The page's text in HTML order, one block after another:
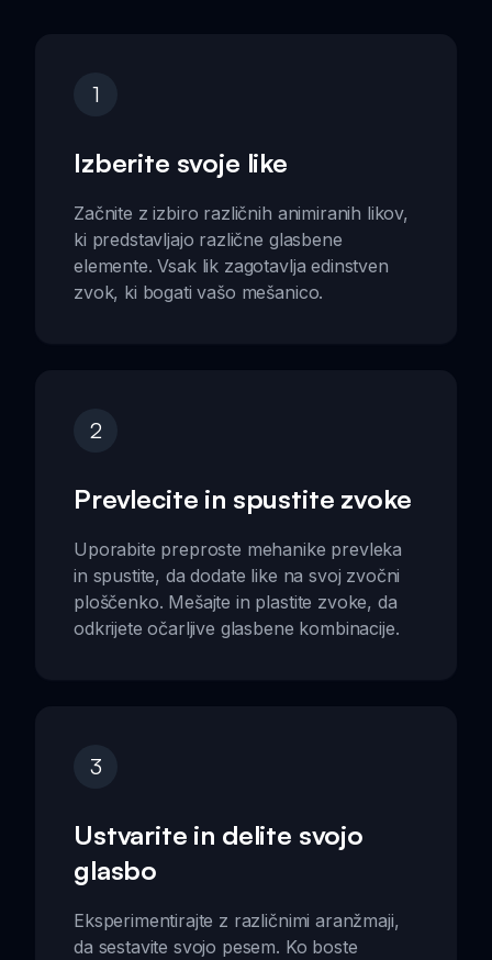
1
Izberite svoje like
Začnite z izbiro različnih animiranih likov,
ki predstavljajo različne glasbene
elemente. Vsak lik zagotavlja edinstven
zvok, ki bogati vašo mešanico.
2
Prevlecite in spustite zvoke
Uporabite preproste mehanike prevleka
in spustite, da dodate like na svoj zvočni
ploščenko. Mešajte in plastite zvoke, da
odkrijete očarljive glasbene kombinacije.
3
Ustvarite in delite svojo
glasbo
Eksperimentirajte z različnimi aranžmaji,
da sestavite svojo pesem. Ko boste